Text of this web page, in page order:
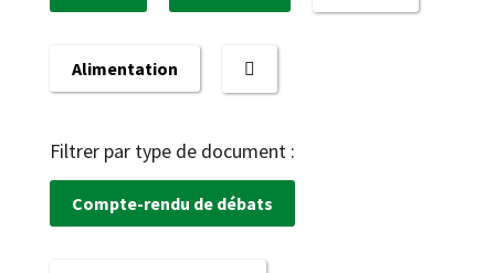
Alimentation
Filtrer par type de document :
Compte-rendu de débats